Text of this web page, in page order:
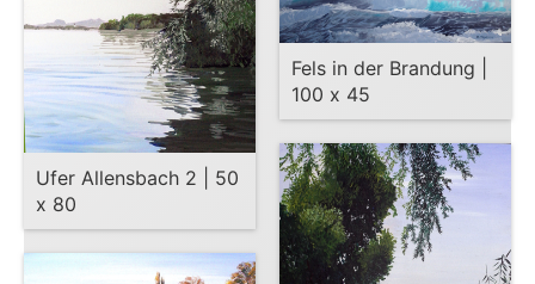
Ufer Allensbach 2 | 50
x 80
Fels in der Brandung |
100 x 45